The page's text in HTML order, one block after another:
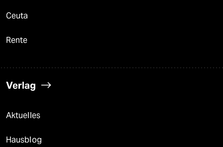
Ceuta
Rente
Verlag
Aktuelles
Hausblog